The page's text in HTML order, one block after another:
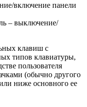
включение панели
– выключение/
клавиш с
типов клавиатуры,
пользователя
(обычно другого
ниже основного ее